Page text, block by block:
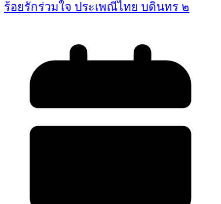
ร้อยรักร่วมใจ ประเพณีไทย บดินทร ๒